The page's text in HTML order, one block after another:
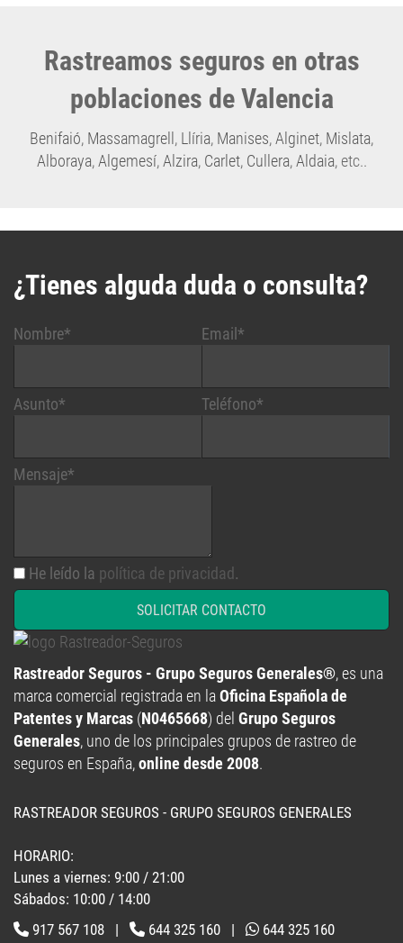
Rastreamos seguros en otras
poblaciones de Valencia
Benifaió, Massamagrell , Llíria, Manises,Alginet, Mislata,
Alboraya,Algemesí,Alzira, Carlet, Cullera,Aldaia, etc..
¿Tienes alguda duda o consulta?
Nombre*
Asunto*
Email*
Teléfono*
Mensaje*
He leído la política de privacidad.
SOLICITAR CONTACTO
Rastreador Seguros - Grupo Seguros Generales®, es una
marca comercial registrada en laOficina Española de
Patentes y Marcas (N0465668) del Grupo Seguros
Generales, uno de los principales grupos de rastreo de
seguros en España,online desde 2008.
RASTREADOR SEGUROS - GRUPO SEGUROS GENERALES
HORARIO:
Lunes a viernes: 9:00 / 21:00
Sábados: 10:00 / 14:00
917 567 108 | 644 325 160 | 644 325 160